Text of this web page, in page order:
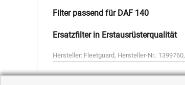
Filter passend für DAF 140
Ersatzfilter in Erstausrüsterqualität
Hersteller: Fleetguard , Hersteller-Nr.: 1399760,